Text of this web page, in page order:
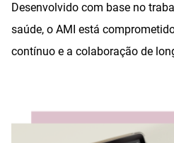
Desenvolvido com base no
saúde, o AMI está
contínuo e a colaboração de